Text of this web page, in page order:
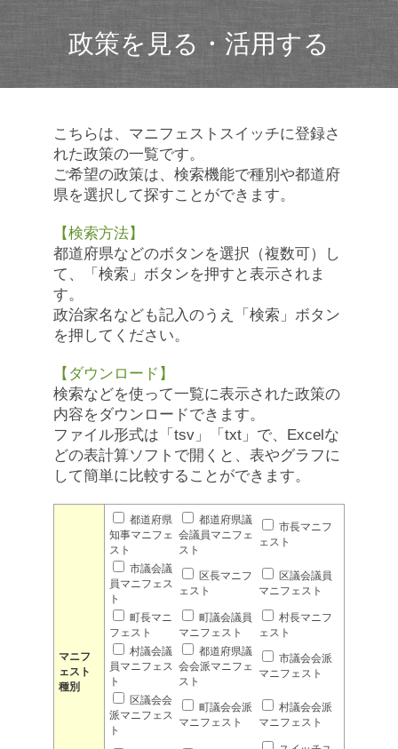
政策を見る・活用する
こちらは、マニフェストスイッチに登録さ
れた政策の一覧です。
ご希望の政策は、検索機能で種別や都道府
県を選択して探すことができます。
【検索方法】
都道府県などのボタンを選択（複数可）し
て、「検索」ボタンを押すと表示されま
す。
政治家名なども記入のうえ「検索」ボタン
を押してください。
【ダウンロード】
検索などを使って一覧に表示された政策の
内容をダウンロードできます。
ファイル形式は「tsv」「txt」で、Excelな
どの表計算ソフトで開くと、表やグラフに
して簡単に比較することができます。
マニフ
ェスト
種別
都道府県
知事マニフェ
スト
都道府県議
会議員マニフェ
スト
市長マニフ
ェスト
市議会議
員マニフェス
ト
区長マニフ
ェスト
区議会議員
マニフェスト
町長マニ
フェスト
町議会議員
マニフェスト
村長マニフ
ェスト
村議会議
員マニフェス
ト
都道府県議
会会派マニフェ
スト
市議会会派
マニフェスト
区議会会
派マニフェス
ト
町議会会派
マニフェスト
村議会会派
マニフェスト